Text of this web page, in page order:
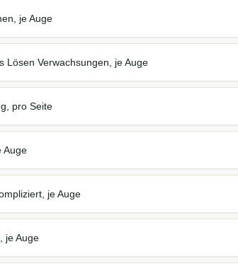
je Auge
Lösen Verwachsungen, je Auge
pro Seite
Auge
je Auge
je Auge